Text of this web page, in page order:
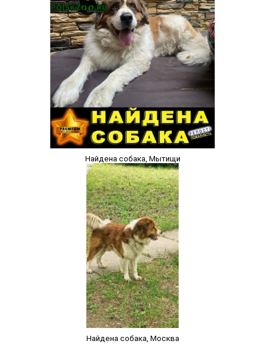
Найдена собака, Мытищи
Найдена собака, Москва